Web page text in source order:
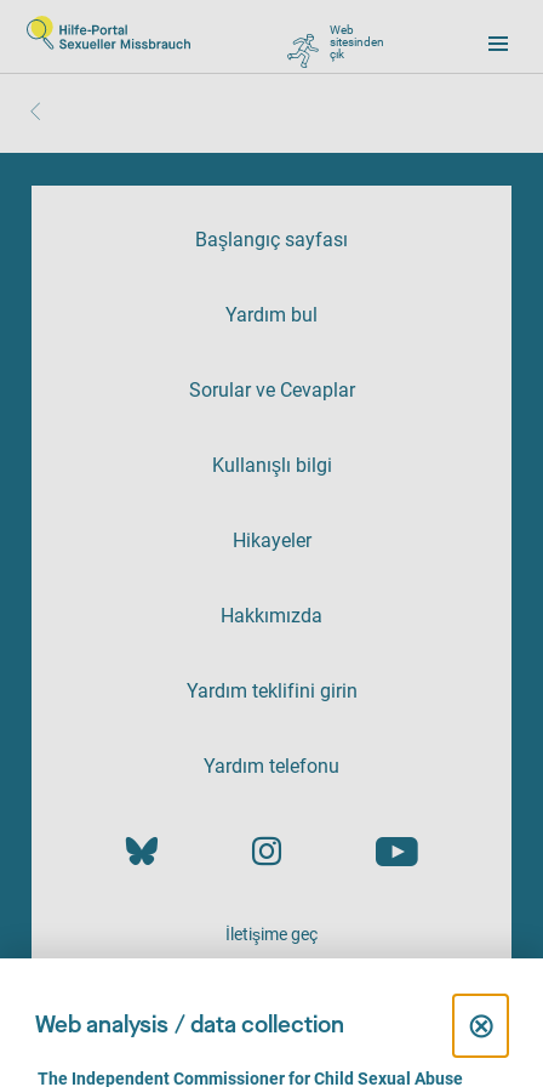
Web
sitesinden
çık, zu Google wechseln
Başlangıç sayfası
Yardım bul
Sorular ve Cevaplar
Kullanışlı bilgi
Hikayeler
Hakkımızda
Yardım teklifini girin
Yardım telefonu
İletişime geç
HIZMETI SAĞLAYAN
Web analysis / data collection ⊗
C
l
C
The Independent Commissioner for Child Sexual Abuse